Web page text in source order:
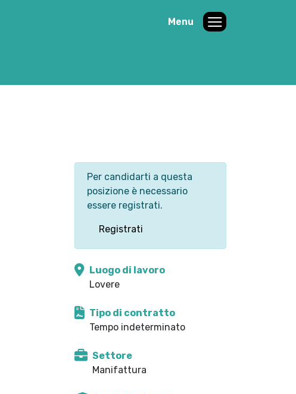
Menu
Per candidarti a questa
posizione è necessario
essere registrati.
Registrati
Luogo di lavoro
Lovere
Tipo di contratto
Tempo indeterminato
Settore
Manifattura